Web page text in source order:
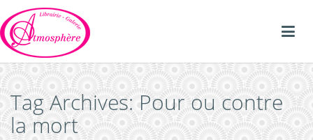
Tag Archives: Pour ou contre
la mort